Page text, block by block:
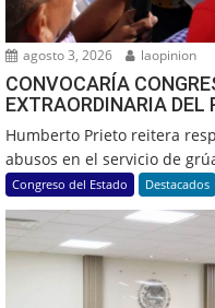
agosto 3, 2026 laopinion
CONVOCARÍA
EXTRAORDINARIA DEL
Humberto Prieto reitera
abusos en el servicio de
Congreso del Estado Destacados